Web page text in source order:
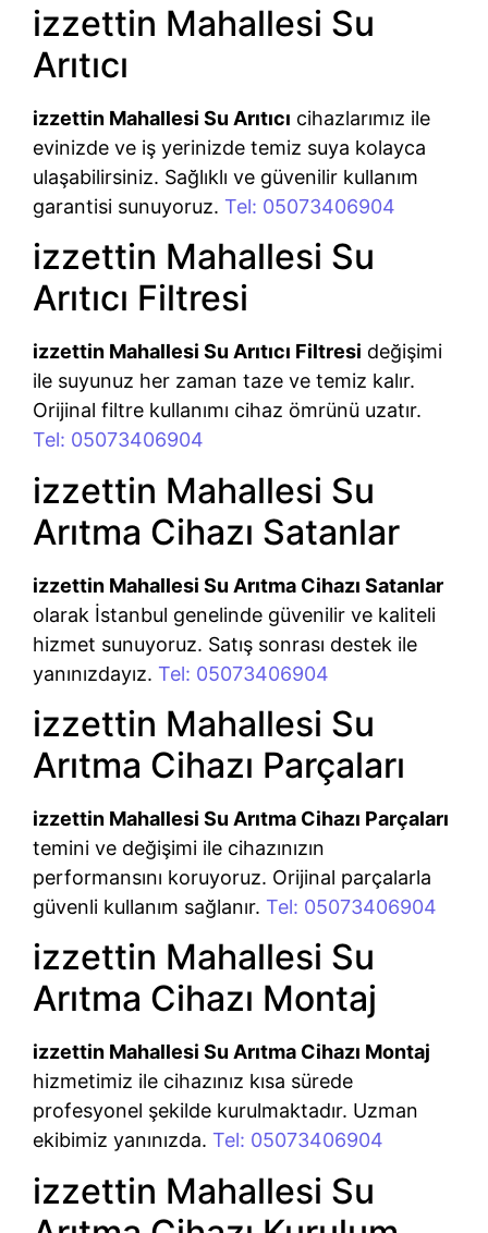
izzettin Mahallesi Su
Arıtıcı
izzettin Mahallesi Su Arıtıcı cihazlarımız ile
evinizde ve iş yerinizde temiz suya kolayca
ulaşabilirsiniz. Sağlıklı ve güvenilir kullanım
garantisi sunuyoruz. Tel: 05073406904
izzettin Mahallesi Su
Arıtıcı Filtresi
izzettin Mahallesi Su Arıtıcı Filtresi değişimi
ile suyunuz her zaman taze ve temiz kalır.
Orijinal filtre kullanımı cihaz ömrünü uzatır.
Tel: 05073406904
izzettin Mahallesi Su
Arıtma Cihazı Satanlar
izzettin Mahallesi Su Arıtma Cihazı Satanlar
olarak İstanbul genelinde güvenilir ve kaliteli
hizmet sunuyoruz. Satış sonrası destek ile
yanınızdayız. Tel: 05073406904
izzettin Mahallesi Su
Arıtma Cihazı Parçaları
izzettin Mahallesi Su Arıtma Cihazı Parçaları
temini ve değişimi ile cihazınızın
performansını koruyoruz. Orijinal parçalarla
güvenli kullanım sağlanır. Tel: 05073406904
izzettin Mahallesi Su
Arıtma Cihazı Montaj
izzettin Mahallesi Su Arıtma Cihazı Montaj
hizmetimiz ile cihazınız kısa sürede
profesyonel şekilde kurulmaktadır. Uzman
ekibimiz yanınızda. Tel: 05073406904
izzettin Mahallesi Su